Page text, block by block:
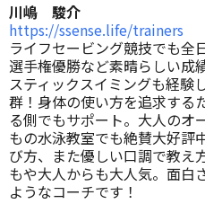
川嶋 駿介
https://ssense.life/trainers
ライフセービング競技でも全
選手権優勝など素晴らしい成
スティックスイミングも経験
群！身体の使い方を追求する
る側でもサポート。大人のオ
もの水泳教室でも絶賛大好評
び方、また優しい口調で教え
もや大人からも大人気。面白
ようなコーチです！